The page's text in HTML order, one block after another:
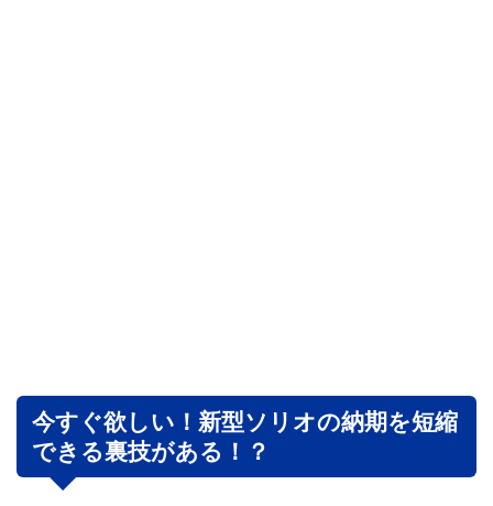
今すぐ欲しい！新型ソリオの納期を短縮
できる裏技がある！？